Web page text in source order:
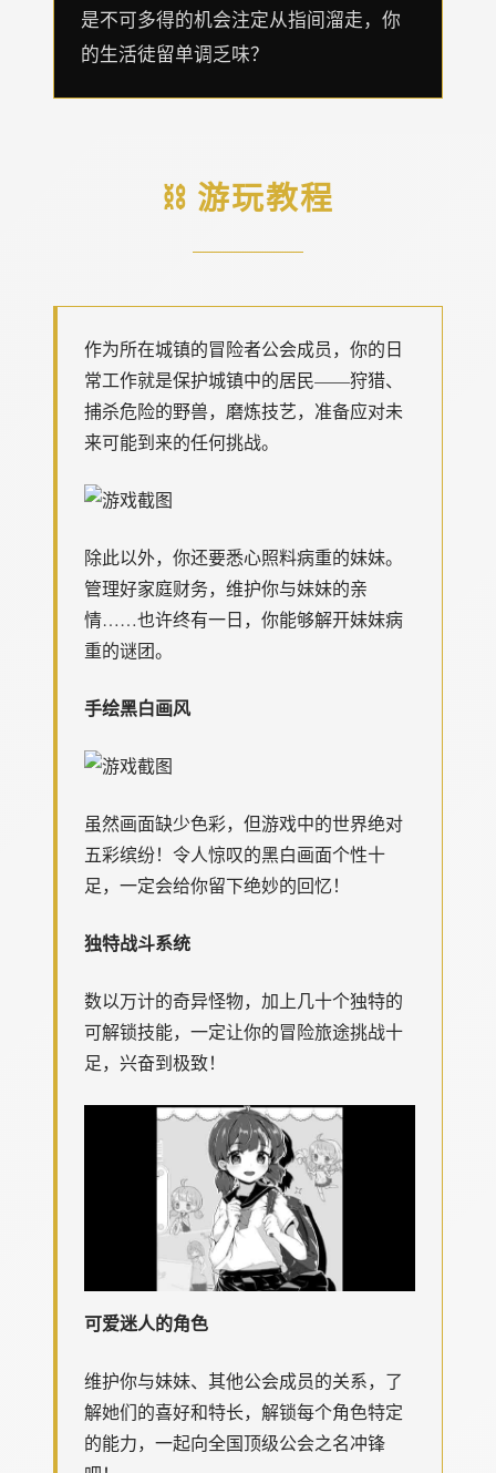
是不可多得的机会注定从指间溜走，你
的生活徒留单调乏味？
⛓️ 游玩教程
作为所在城镇的冒险者公会成员，你的日
常工作就是保护城镇中的居民——狩猎、
捕杀危险的野兽，磨炼技艺，准备应对未
来可能到来的任何挑战。
除此以外，你还要悉心照料病重的妹妹。
管理好家庭财务，维护你与妹妹的亲
情……也许终有一日，你能够解开妹妹病
重的谜团。
手绘黑白画风
虽然画面缺少色彩，但游戏中的世界绝对
五彩缤纷！令人惊叹的黑白画面个性十
足，一定会给你留下绝妙的回忆！
独特战斗系统
数以万计的奇异怪物，加上几十个独特的
可解锁技能，一定让你的冒险旅途挑战十
足，兴奋到极致！
可爱迷人的角色
维护你与妹妹、其他公会成员的关系，了
解她们的喜好和特长，解锁每个角色特定
的能力，一起向全国顶级公会之名冲锋